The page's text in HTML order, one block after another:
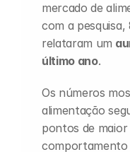
COMMUNITY
Careers
About
mercado de
com a
relataram um
último ano.
Os números
alimentação
pontos de
comportamento